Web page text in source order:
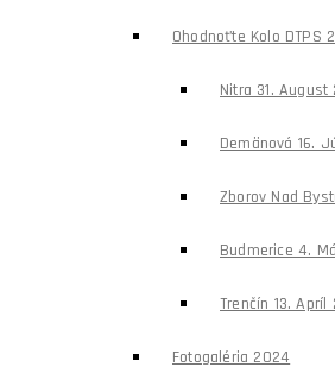
Ohodnoťte Kolo DTPS
Nitra 31. August
Demänová 16.
Zborov Nad
Budmerice 4.
Trenčín 13. Apríl
Fotogaléria 2024